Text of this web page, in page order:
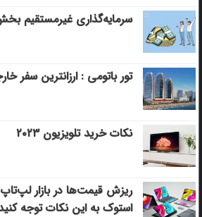
سرمایه‌گذاری غیرمستقیم
تور باتومی : ارزانترین سفر
نکات خرید تلویزیون ۲۰۲۳
ریزش قیمت‌ها در بازار
استوک به این نکات توجه کنید